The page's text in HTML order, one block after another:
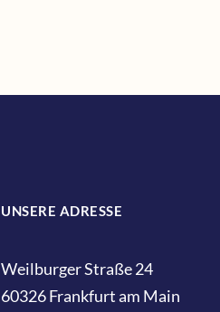
UNSERE ADRESSE
Weilburger Straße 24
60326 Frankfurt am Main